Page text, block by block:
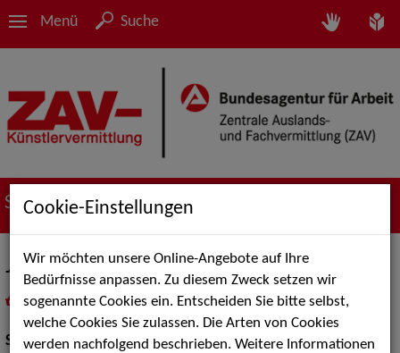
Menü Suche
Suche nach Künstler*innen
Judy Winter
als PDF speichern
inMeine Merklistelegen
Schauspiel:Film und TV
Cookie-Einstellungen
Wir möchten unsere Online-Angebote auf Ihre
Bedürfnisse anpassen. Zu diesem Zweck setzen wir
sogenannte Cookies ein. Entscheiden Sie bitte selbst,
welche Cookies Sie zulassen. Die Arten von Cookies
werden nachfolgend beschrieben. Weitere Informationen